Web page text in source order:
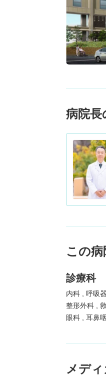
病院長
この
診療科
内科 呼吸
整形外科
眼科
耳鼻
メデ